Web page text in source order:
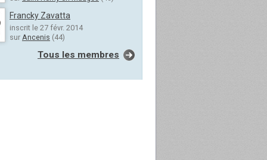
Francky Zavatta
inscrit le 27 févr. 2014
sur Ancenis (44)
Tous les membres